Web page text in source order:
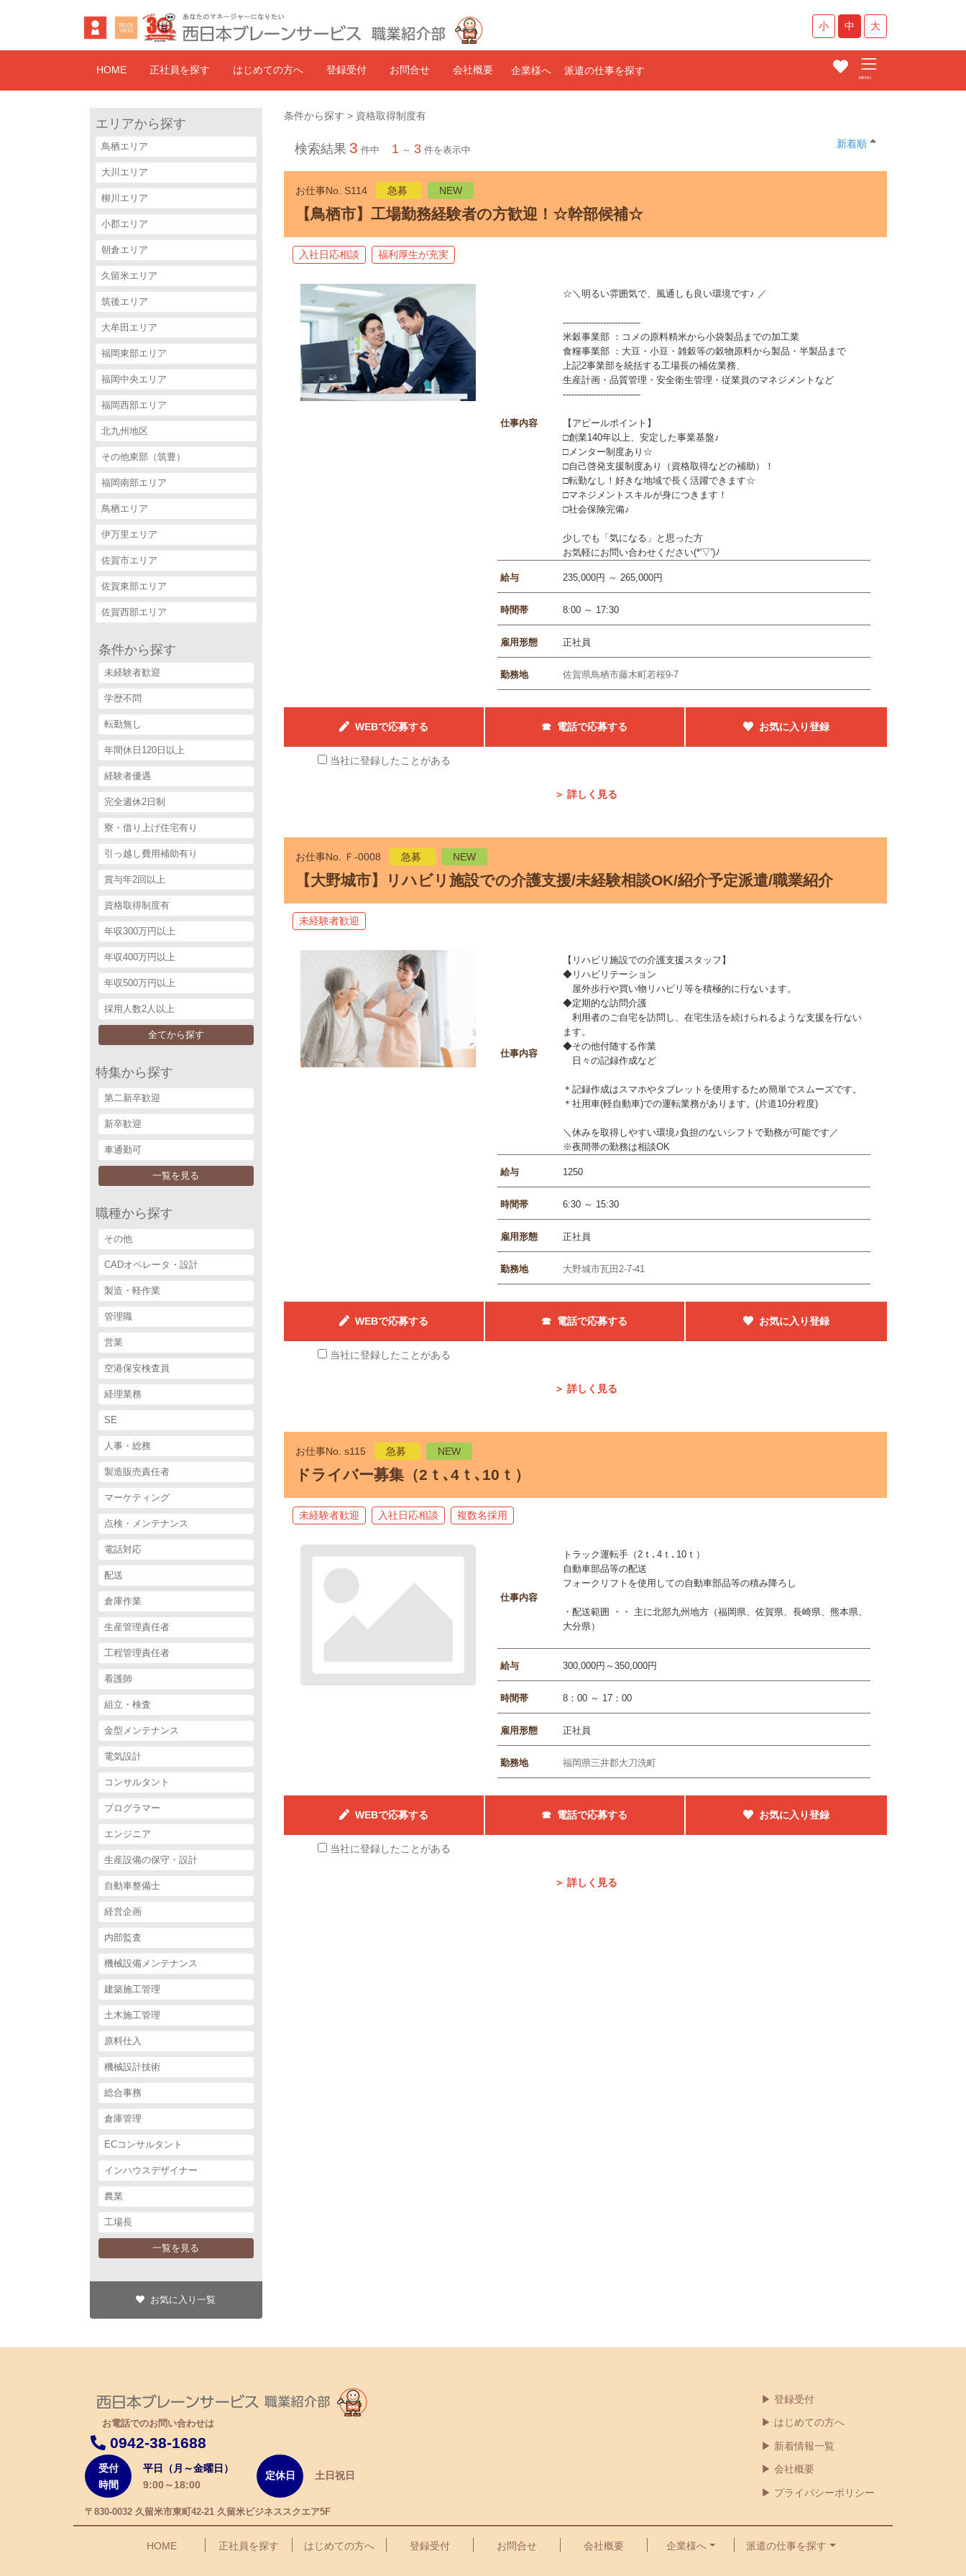
小 中 大
HOME 正社員を探す はじめての方へ 登録受付 お問合せ 会社概要 企業様へ 派遣の仕事を探す
エリアから探す
鳥栖エリア
大川エリア
柳川エリア
小郡エリア
朝倉エリア
久留米エリア
筑後エリア
大牟田エリア
福岡東部エリア
福岡中央エリア
福岡西部エリア
北九州地区
その他東部（筑豊）
福岡南部エリア
鳥栖エリア
伊万里エリア
佐賀市エリア
佐賀東部エリア
佐賀西部エリア
条件から探す
未経験者歓迎
学歴不問
転勤無し
年間休日120日以上
経験者優遇
完全週休2日制
寮・借り上げ住宅有り
引っ越し費用補助有り
賞与年2回以上
資格取得制度有
年収300万円以上
年収400万円以上
年収500万円以上
採用人数2人以上
全てから探す
特集から探す
第二新卒歓迎
新卒歓迎
車通勤可
一覧を見る
職種から探す
その他
CADオペレータ・設計
製造・軽作業
管理職
営業
空港保安検査員
経理業務
SE
人事・総務
製造販売責任者
マーケティング
点検・メンテナンス
電話対応
配送
倉庫作業
生産管理責任者
工程管理責任者
看護師
組立・検査
金型メンテナンス
電気設計
コンサルタント
プログラマー
エンジニア
生産設備の保守・設計
自動車整備士
経営企画
内部監査
機械設備メンテナンス
建築施工管理
土木施工管理
原料仕入
機械設計技術
総合事務
倉庫管理
ECコンサルタント
インハウスデザイナー
農業
工場長
一覧を見る
お気に入り一覧
条件から探す > 資格取得制度有
検索結果 3 件中 1 ～ 3 件を表示中
新着順
お仕事No. S114 急募 NEW
【鳥栖市】工場勤務経験者の方歓迎！☆幹部候補☆
入社日応相談 福利厚生が充実
仕事内容
☆＼明るい雰囲気で、風通しも良い環境です♪ ／
---------------------------
米穀事業部 ：コメの原料精米から小袋製品までの加工業
食糧事業部 ：大豆・小豆・雑穀等の穀物原料から製品・半製品まで
上記2事業部を統括する工場長の補佐業務、
生産計画・品質管理・安全衛生管理・従業員のマネジメントなど
---------------------------
【アピールポイント】
□創業140年以上、安定した事業基盤♪
□メンター制度あり☆
□自己啓発支援制度あり（資格取得などの補助）！
□転勤なし！好きな地域で長く活躍できます☆
□マネジメントスキルが身につきます！
□社会保険完備♪
少しでも「気になる」と思った方
お気軽にお問い合わせください(*'▽')ﾉ
給与 235,000円 ～ 265,000円
時間帯 8:00 ～ 17:30
雇用形態 正社員
勤務地 佐賀県鳥栖市藤木町若桜9-7
WEBで応募する ☎ 電話で応募する お気に入り登録
当社に登録したことがある
＞ 詳しく見る
お仕事No. Ｆ-0008 急募 NEW
【大野城市】リハビリ施設での介護支援/未経験相談OK/紹介予定派遣/職業紹介
未経験者歓迎
仕事内容
【リハビリ施設での介護支援スタッフ】
◆リハビリテーション
屋外歩行や買い物リハビリ等を積極的に行ないます。
◆定期的な訪問介護
利用者のご自宅を訪問し、在宅生活を続けられるような支援を行ない
ます。
◆その他付随する作業
日々の記録作成など
＊記録作成はスマホやタブレットを使用するため簡単でスムーズです。
＊社用車(軽自動車)での運転業務があります。(片道10分程度)
＼休みを取得しやすい環境♪負担のないシフトで勤務が可能です／
※夜間帯の勤務は相談OK
給与 1250
時間帯 6:30 ～ 15:30
雇用形態 正社員
勤務地 大野城市瓦田2-7-41
WEBで応募する ☎ 電話で応募する お気に入り登録
当社に登録したことがある
＞ 詳しく見る
お仕事No. s115 急募 NEW
ドライバー募集（2ｔ､4ｔ､10ｔ）
未経験者歓迎 入社日応相談 複数名採用
仕事内容
トラック運転手（2ｔ､4ｔ､10ｔ）
自動車部品等の配送
フォークリフトを使用しての自動車部品等の積み降ろし
・配送範囲 ・・ 主に北部九州地方（福岡県、佐賀県、長崎県、熊本県、
大分県）
給与 300,000円～350,000円
時間帯 8：00 ～ 17：00
雇用形態 正社員
勤務地 福岡県三井郡大刀洗町
WEBで応募する ☎ 電話で応募する お気に入り登録
当社に登録したことがある
＞ 詳しく見る
お電話でのお問い合わせは
0942-38-1688
受付
時間
平日（月～金曜日）
9:00～18:00
定休日 土日祝日
〒830-0032 久留米市東町42-21 久留米ビジネススクエア5F
登録受付
はじめての方へ
新着情報一覧
会社概要
プライバシーポリシー
HOME 正社員を探す はじめての方へ 登録受付 お問合せ 会社概要 企業様へ 派遣の仕事を探す